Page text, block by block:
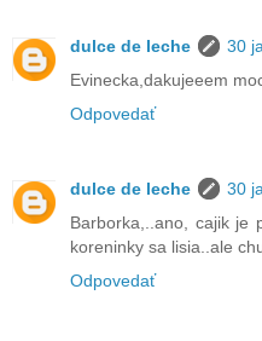
dulce de leche
30
Evinecka,dakujeeem
Odpovedať
dulce de leche
30
Barborka,..ano, cajik je
koreninky sa lisia..ale
Odpovedať